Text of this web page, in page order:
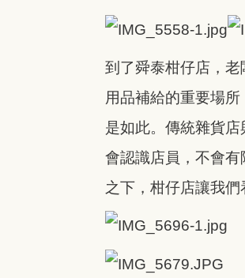
到了舜泰柑仔店，
用品補給的重要場
是如此。傳統雜貨
會認識店員，不會
之下，柑仔店讓我們